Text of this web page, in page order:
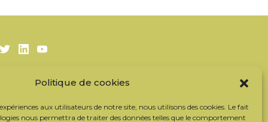
Politique de cookies
aux utilisateurs de notre site, nous utilisons des cookies. Le fait
nous permettra de traiter des données telles que le comportement
TwitterLinkedIn
Youtube
S’inscrire à la newsletter
Contacter l’équipe